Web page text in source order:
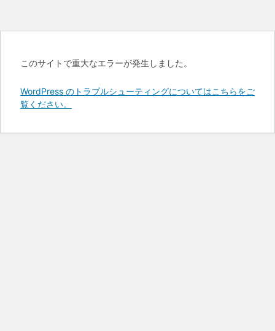
このサイトで重大なエラーが発生しました。
WordPress のトラブルシューティングについてはこちらをご
覧ください。